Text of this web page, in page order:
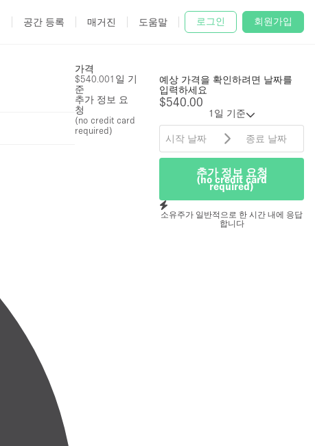
공간 등록 매거진 도움말 로그인 회원가입
예상 가격을 확인하려면 날짜를
입력하세요
$540.00
1일 기준
추가 정보 요청
(no credit card
required)
소유주가 일반적으로 한 시간 내에 응답
합니다
가격
$540.001일 기
준
추가 정보 요
청
(no credit card
required)